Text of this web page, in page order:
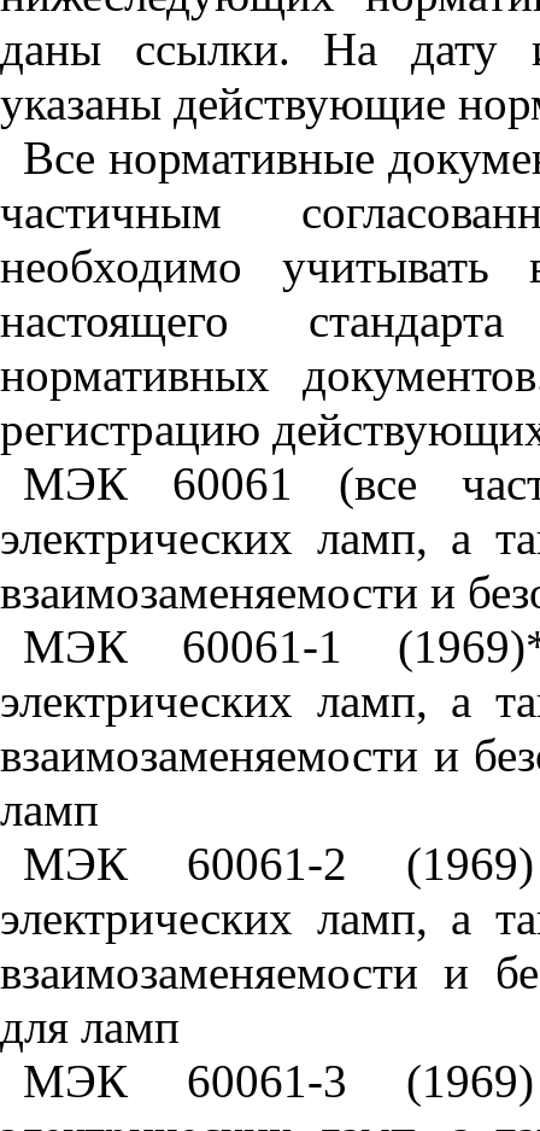
даны ссылки. На дату
указаны действующие
Все нормативные
частичным
необходимо учитывать
настоящего
нормативных
регистрацию
МЭК 60061 (все
электрических ламп, а
взаимозаменяемости и
МЭК 60061-1
электрических ламп, а
взаимозаменяемости и
ламп
МЭК 60061-2
электрических ламп, а
взаимозаменяемости и
для ламп
МЭК 60061-3